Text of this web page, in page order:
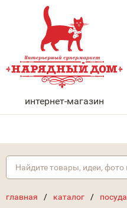
НАРЯДНЫЙ ДОМ
интернет-магазин
главная / каталог / посуда